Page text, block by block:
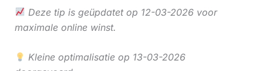
Deze tip is geüpdatet op 12-03-2026 voor
maximale online winst.
Kleine optimalisatie op 13-03-2026